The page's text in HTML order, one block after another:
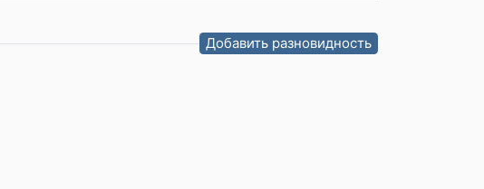
Добавить разновидность